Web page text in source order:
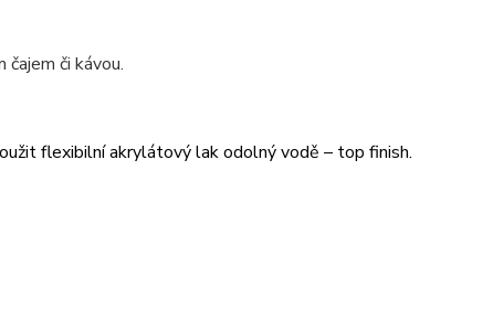
či kávou.
flexibilní akrylátový lak odolný vodě – top finish.